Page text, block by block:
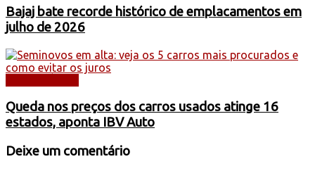
Bajaj bate recorde histórico de emplacamentos em
julho de 2026
Queda nos preços dos carros usados atinge 16
estados, aponta IBV Auto
Deixe um comentário